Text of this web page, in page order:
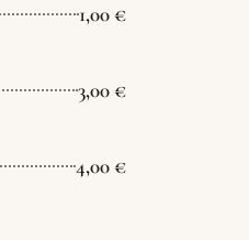
1,00 €
3,00 €
4,00 €